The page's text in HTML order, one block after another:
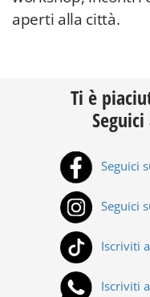
aperti alla città.
Ti è
Seguici
Seguici
Iscriviti
Iscriviti